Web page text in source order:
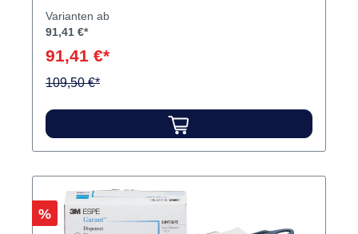
Applikator mit Metallspitze
Varianten ab
91,41 €*
91,41 €*
109,50 €*
Rabatt
%